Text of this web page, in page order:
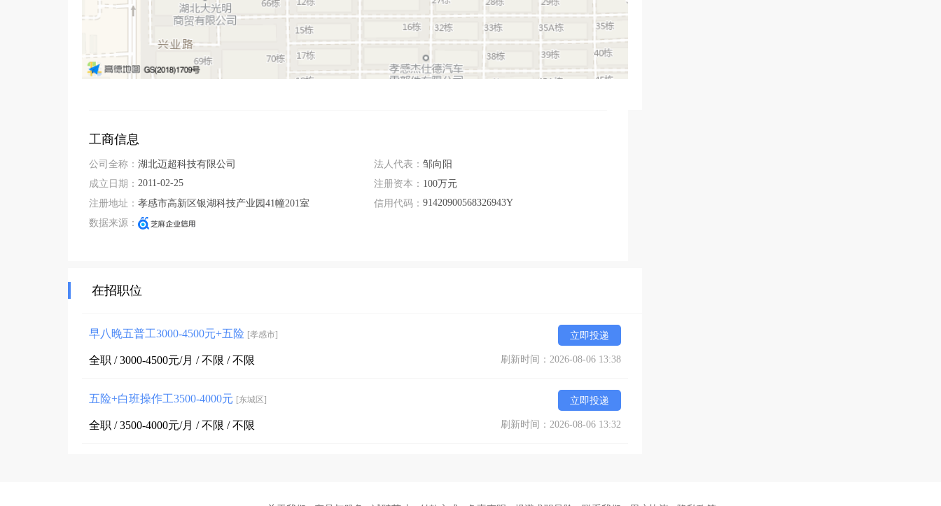
工商信息
公司全称： 湖北迈超科技有限公司
成立日期： 2011-02-25
注册地址： 孝感市高新区银湖科技产业园41幢201室
数据来源：
法人代表： 邹向阳
注册资本： 100万元
信用代码： 91420900568326943Y
在招职位
早八晚五普工3000-4500元+五险 [孝感市] 立即投递
全职 / 3000-4500元/月 / 不限 / 不限 刷新时间：2026-08-06 13:38
五险+白班操作工3500-4000元 [东城区] 立即投递
全职 / 3500-4000元/月 / 不限 / 不限 刷新时间：2026-08-06 13:32